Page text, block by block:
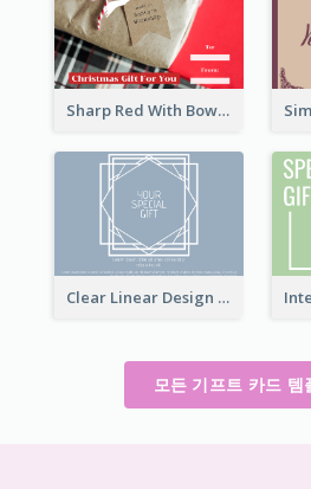
Sharp Red With Bow Christmas Gift Card
Clear Linear Design Gift Card
모든 기프트 카드 템